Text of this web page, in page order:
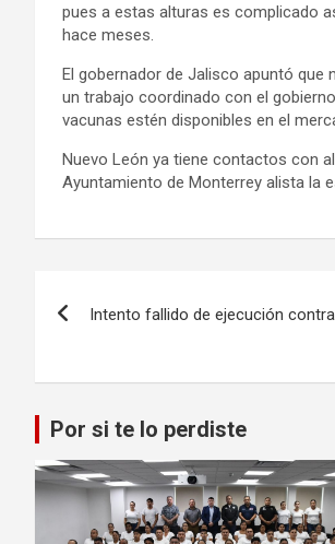
pues a estas alturas es complicado
hace meses.
El gobernador de Jalisco apuntó que
un trabajo coordinado con el
vacunas estén disponibles en el
Nuevo León ya tiene contactos con
Ayuntamiento de Monterrey alista la
entradas
Intento fallido de ejecución
Por si te lo perdiste